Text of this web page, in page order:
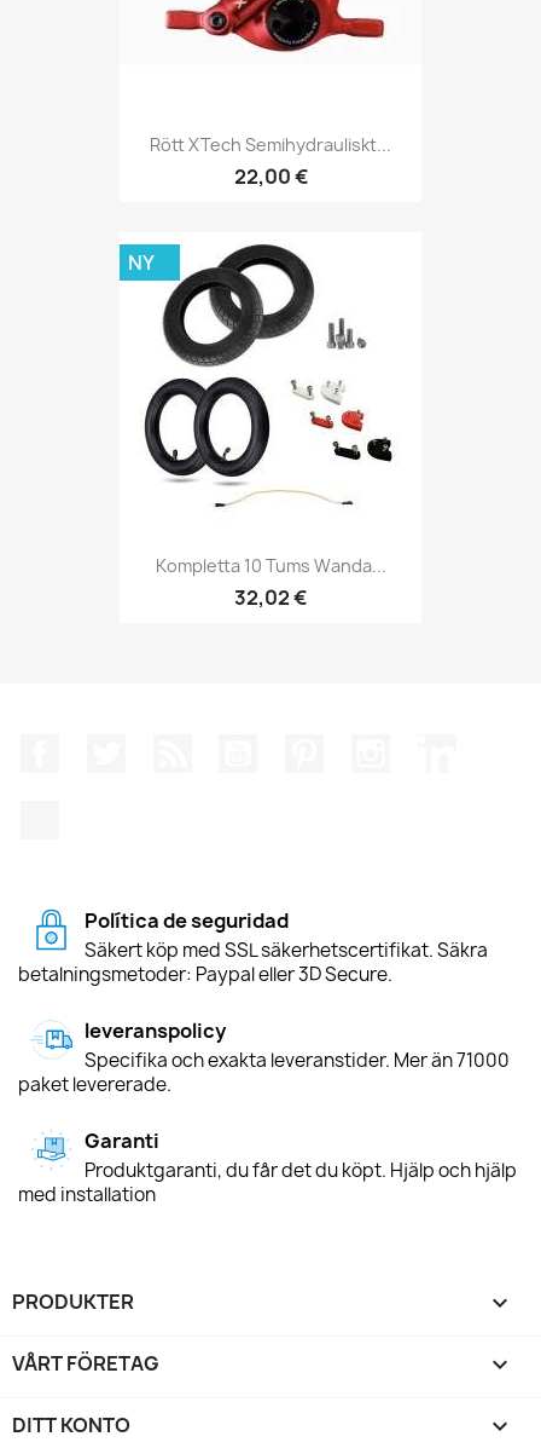
Rött XTech Semihydrauliskt...
22,00 €
Kompletta 10 Tums Wanda...
32,02 €
NY
Política de seguridad
Säkert köp med SSL säkerhetscertifikat. Säkra
betalningsmetoder: Paypal eller 3D Secure.
leveranspolicy
Specifika och exakta leveranstider. Mer än 71000
paket levererade.
Garanti
Produktgaranti, du får det du köpt. Hjälp och hjälp
med installation
PRODUKTER 
VÅRT FÖRETAG 
DITT KONTO 